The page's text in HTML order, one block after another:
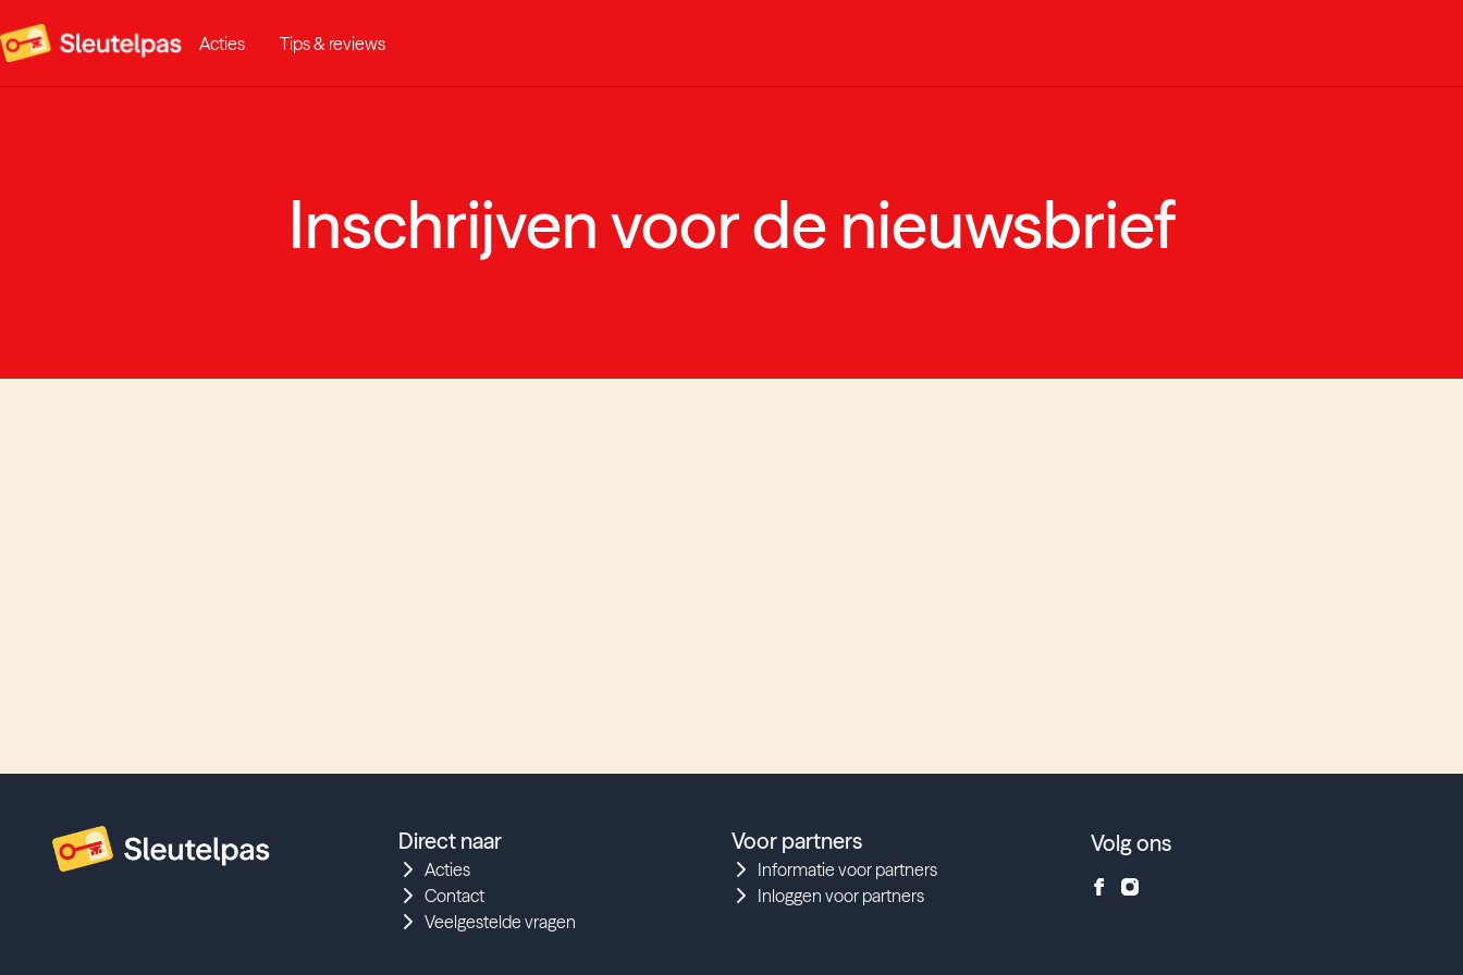
Acties Tips & reviews
Inschrijven voor de nieuwsbrief
Direct naar
Acties
Contact
Veelgestelde vragen
Voor partners
Informatie voor partners
Inloggen voor partners
Volg ons